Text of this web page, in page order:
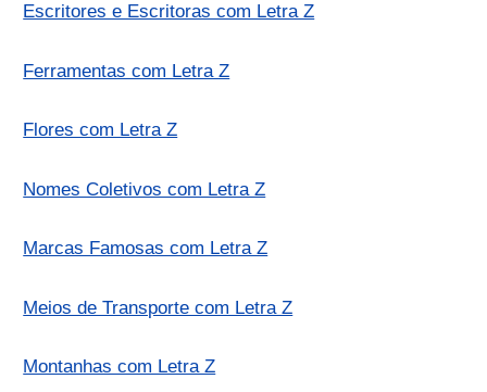
Escritores e Escritoras com Letra Z
Ferramentas com Letra Z
Flores com Letra Z
Nomes Coletivos com Letra Z
Marcas Famosas com Letra Z
Meios de Transporte com Letra Z
Montanhas com Letra Z